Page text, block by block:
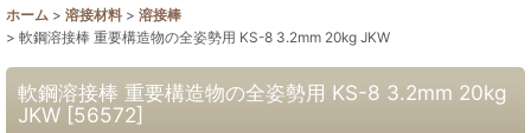
ホーム > 溶接材料 > 溶接棒
> 軟鋼溶接棒 重要構造物の全姿勢用 KS-8 3.2mm 20kg JKW
軟鋼溶接棒 重要構造物の全姿勢用 KS-8 3.2mm 20kg
JKW [56572]